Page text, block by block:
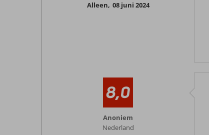
Alleen, 08 juni 2024
8,0
Anoniem
Nederland